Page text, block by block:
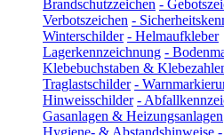
Brandschutzzeichen -
Verbotszeichen -
Winterschilder - Helmaufkleber
Lagerkennzeichnung -
Klebebuchstaben &
Traglastschilder -
Hinweisschilder -
Gasanlagen & Heizungsanlagen
Hygiene- & Abstandshinweise -